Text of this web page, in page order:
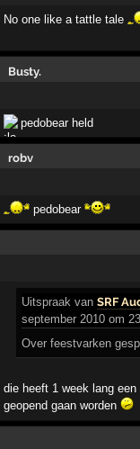
No one like a tattle tale
Busty.
pedobear held
robv
pedobear
Uitspraak vanSRF
september 2010 om
Over feestvarken
die heeft 1 week lang
geopend gaan worden